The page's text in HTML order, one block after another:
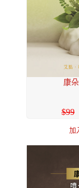
康
99
加